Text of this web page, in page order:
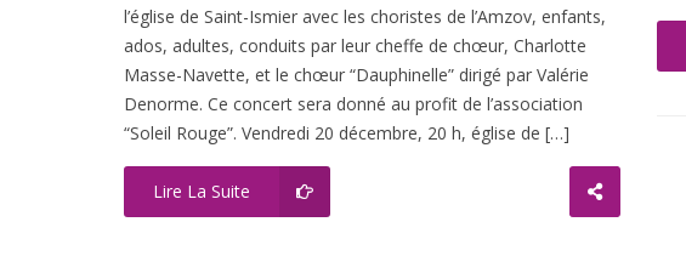
l’église de Saint-Ismier avec les choristes de l’Amzov, enfants,
ados, adultes, conduits par leur cheffe de chœur, Charlotte
Masse-Navette, et le chœur “Dauphinelle” dirigé par Valérie
Denorme. Ce concert sera donné au profit de l’association
“Soleil Rouge”. Vendredi 20 décembre, 20 h, église de […]
Lire La Suite